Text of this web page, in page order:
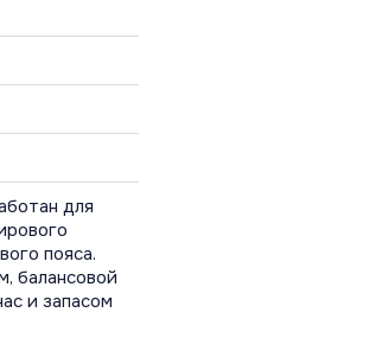
для
пояса.
балансовой
и запасом